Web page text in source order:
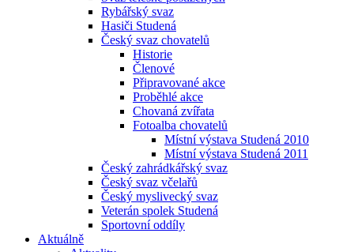
Rybářský svaz
Hasiči Studená
Český svaz chovatelů
Historie
Členové
Připravované akce
Proběhlé akce
Chovaná zvířata
Fotoalba chovatelů
Místní výstava Studená 2010
Místní výstava Studená 2011
Český zahrádkářský svaz
Český svaz včelařů
Český myslivecký svaz
Veterán spolek Studená
Sportovní oddíly
Aktuálně